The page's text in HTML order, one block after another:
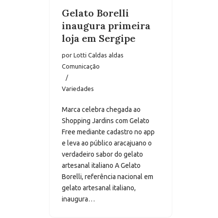
Gelato Borelli
inaugura primeira
loja em Sergipe
por Lotti Caldas aldas
Comunicação
Variedades
Marca celebra chegada ao
Shopping Jardins com Gelato
Free mediante cadastro no app
e leva ao público aracajuano o
verdadeiro sabor do gelato
artesanal italiano A Gelato
Borelli, referência nacional em
gelato artesanal italiano,
inaugura…